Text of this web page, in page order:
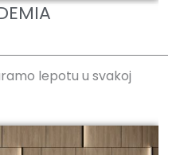
lepotu u svakoj